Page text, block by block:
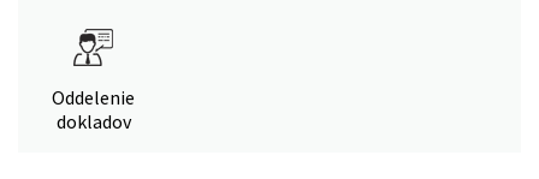
Oddelenie
dokladov